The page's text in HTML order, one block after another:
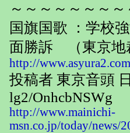
～～～～～～～～
国旗国歌 ：学校
面勝訴 （東京地
http://
投稿者 東京音頭
lg2/OnhcbNSWg
http://www.mainichi-
msn.co.jp/today/news/